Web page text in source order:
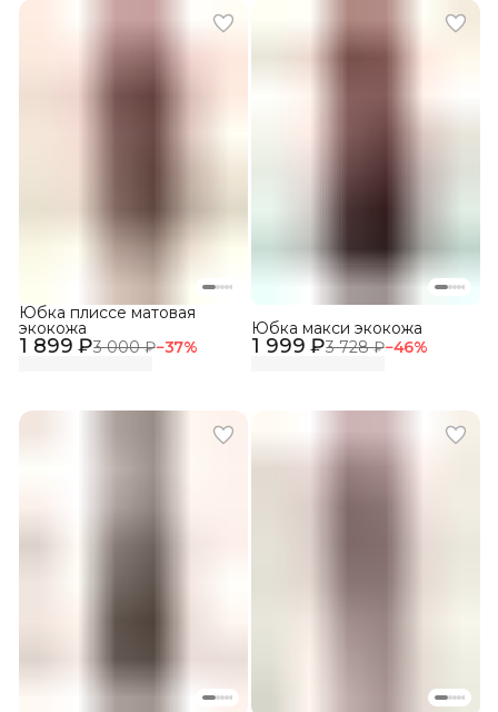
1 899 ₽3 000 ₽−37%
Юбка плиссе матовая
экокожа
1 999 ₽3 728 ₽−46%
Юбка макси экокожа